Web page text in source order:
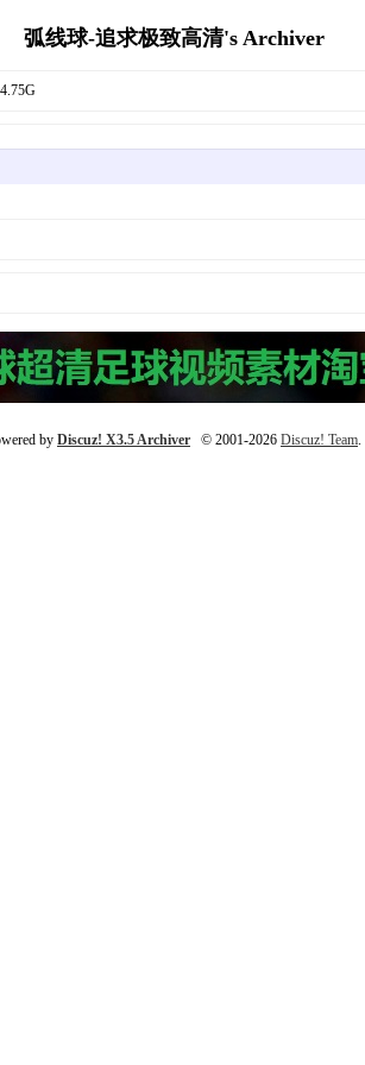
弧线球-追求极致高清's Archiver
by Discuz! X3.5 Archiver © 2001-2026 Discuz! Team.